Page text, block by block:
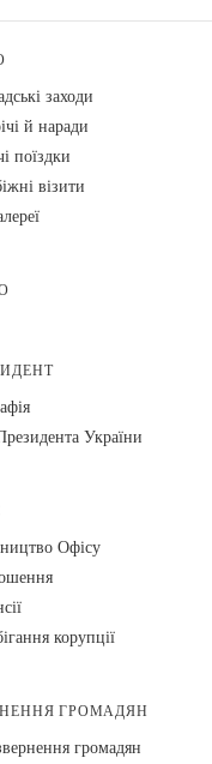
заходи
й наради
поїздки
візити
України
Офісу
корупції
ГРОМАДЯН
громадян